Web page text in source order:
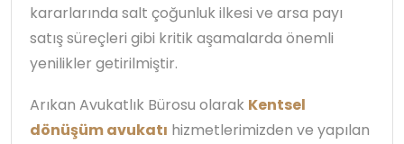
kararlarında salt çoğunluk ilkesi ve arsa payı
satış süreçleri gibi kritik aşamalarda önemli
yenilikler getirilmiştir.
Arıkan Avukatlık Bürosu olarak Kentsel
dönüşüm avukatı hizmetlerimizden ve yapılan